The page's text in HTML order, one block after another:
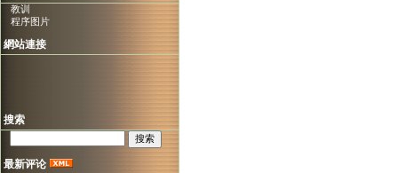
教训
程序图片
網站連接
搜索
最新评论